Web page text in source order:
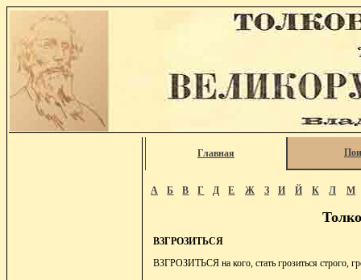
Главная
А Б В Г Д Е Ж З И Й К Л М
ВЗГРОЗИТЬСЯ
ВЗГРОЗИТЬСЯ на кого, стать грозиться строго,